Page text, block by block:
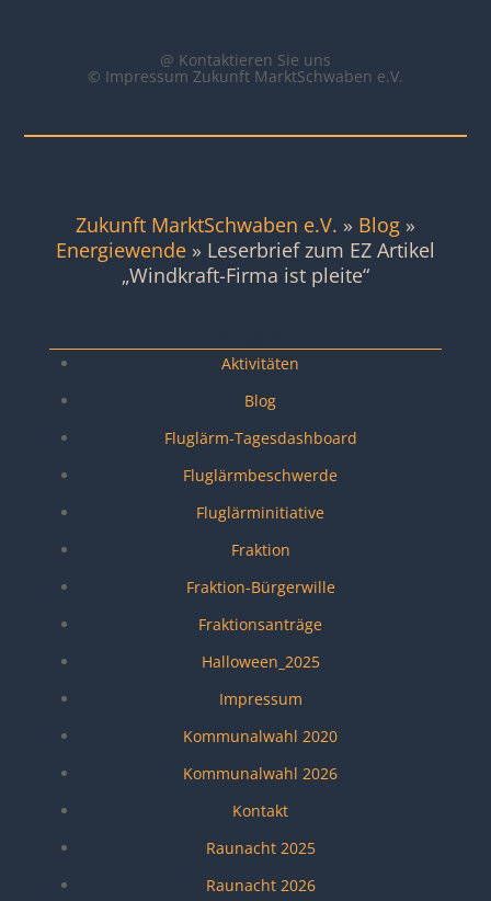
@ Kontaktieren Sie uns
© Impressum Zukunft MarktSchwaben e.V.
Zukunft MarktSchwaben e.V. » Blog»
Energiewende» Leserbrief zum EZ Artikel
„Windkraft-Firma ist pleite“
Aktivitäten
Blog
Fluglärm-Tagesdashboard
Fluglärmbeschwerde
Fluglärminitiative
Fraktion
Fraktion-Bürgerwille
Fraktionsanträge
Halloween_2025
Impressum
Kommunalwahl 2020
Kommunalwahl 2026
Kontakt
Raunacht 2025
Raunacht 2026